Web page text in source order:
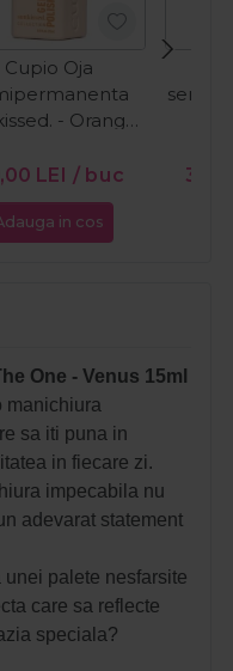
Cupio Oja
- Orange
LEI / buc
in cos
One - Venus 15ml
manichiura
sa iti puna in
in fiecare zi.
impecabila nu
adevarat statement
unei palete nesfarsite
care sa reflecte
speciala?